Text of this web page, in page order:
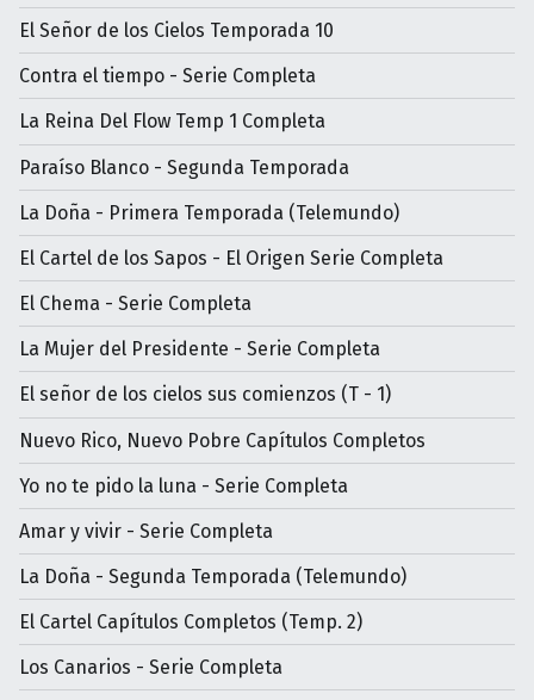
El Señor de los Cielos Temporada 10
Contra el tiempo - Serie Completa
La Reina Del Flow Temp 1 Completa
Paraíso Blanco - Segunda Temporada
La Doña - Primera Temporada (Telemundo)
El Cartel de los Sapos - El Origen Serie Completa
El Chema - Serie Completa
La Mujer del Presidente - Serie Completa
El señor de los cielos sus comienzos (T - 1)
Nuevo Rico, Nuevo Pobre Capítulos Completos
Yo no te pido la luna - Serie Completa
Amar y vivir - Serie Completa
La Doña - Segunda Temporada (Telemundo)
El Cartel Capítulos Completos (Temp. 2)
Los Canarios - Serie Completa